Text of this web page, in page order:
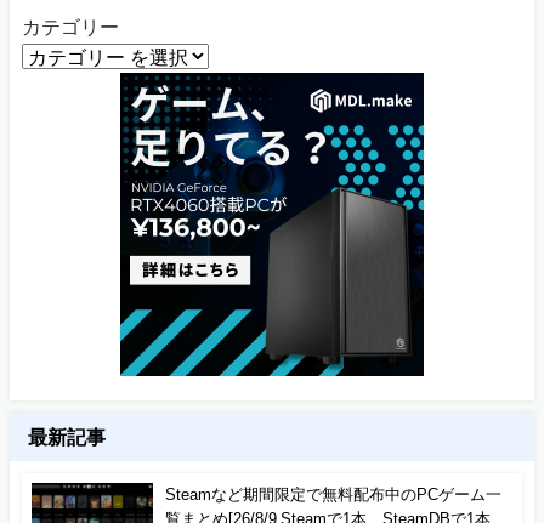
カテゴリー
最新記事
Steamなど期間限定で無料配布中のPCゲーム一
覧まとめ[26/8/9 Steamで1本、SteamDBで1本、